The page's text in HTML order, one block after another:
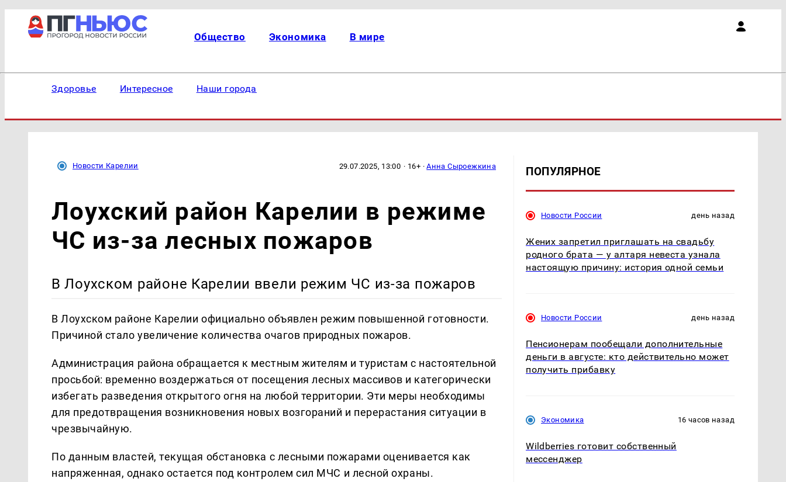
Общество Экономика В мире
Здоровье Интересное Наши города
Новости Карелии 29.07.2025, 13:00 · 16+ ·Анна Сыроежкина
Лоухский район Карелии в режиме
ЧС из-за лесных пожаров
В Лоухском районе Карелии ввели режим ЧС из-за пожаров
В Лоухском районе Карелии официально объявлен режим повышенной готовности.
Причиной стало увеличение количества очагов природных пожаров.
Администрация района обращается к местным жителям и туристам с настоятельной
просьбой: временно воздержаться от посещения лесных массивов и категорически
избегать разведения открытого огня на любой территории. Эти меры необходимы
для предотвращения возникновения новых возгораний и перерастания ситуации в
чрезвычайную.
По данным властей, текущая обстановка с лесными пожарами оценивается как
напряженная, однако остается под контролем сил МЧС и лесной охраны.
ПОПУЛЯРНОЕ
Новости России день назад
Жених запретил приглашать на свадьбу
родного брата — у алтаря невеста узнала
настоящую причину: история одной семьи
Новости России день назад
Пенсионерам пообещали дополнительные
деньги в августе: кто действительно может
получить прибавку
Экономика 16 часов назад
Wildberries готовит собственный
мессенджер